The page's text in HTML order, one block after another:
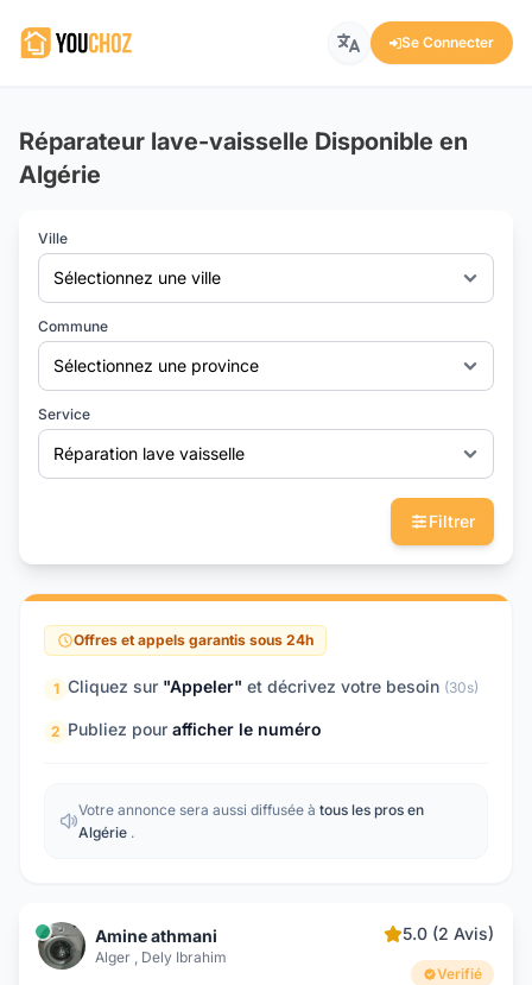
Se Connecter
Réparateur lave-vaisselle Disponible en
Algérie
Ville
Sélectionnez une ville
Commune
Sélectionnez une province
Service
Réparation lave vaisselle
Filtrer
Offres et appels garantis sous 24h
1 Cliquez sur "Appeler" et décrivez votre besoin (30s)
2 Publiez pour afficher le numéro
Votre annonce sera aussi diffusée à tous les pros en
Algérie .
Amine athmani
Alger , Dely Ibrahim
5.0 (2 Avis)
Verifié